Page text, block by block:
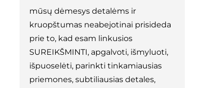
Instagram
krepšelis
mūsų dėmesys detalėms ir
kruopštumas neabejotinai prisideda
prie to, kad esam linkusios
SUREIKŠMINTI, apgalvoti, išmyluoti,
išpuoselėti, parinkti tinkamiausias
priemones, subtiliausias detales,